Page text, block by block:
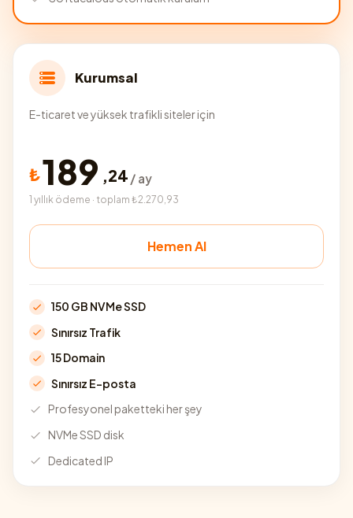
Kurumsal
E-ticaret ve yüksek trafikli siteler için
₺189 ,24 / ay
1 yıllık ödeme · toplam ₺2.270,93
Hemen Al
150 GB NVMe SSD
Sınırsız Trafik
15 Domain
Sınırsız E-posta
Profesyonel paketteki her şey
NVMe SSD disk
Dedicated IP